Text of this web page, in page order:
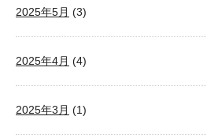
2025年5月 (3)
2025年4月 (4)
2025年3月 (1)